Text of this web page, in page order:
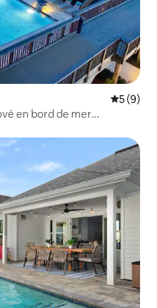
5 (9)
en bord de mer